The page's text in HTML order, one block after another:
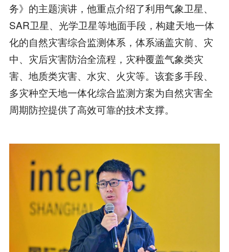
务》的主题演讲，他重点介绍了利用气象卫星、
SAR卫星、光学卫星等地面手段，构建天地一体
化的自然灾害综合监测体系，体系涵盖灾前、灾
中、灾后灾害防治全流程，灾种覆盖气象类灾
害、地质类灾害、水灾、火灾等。该套多手段、
多灾种空天地一体化综合监测方案为自然灾害全
周期防控提供了高效可靠的技术支撑。